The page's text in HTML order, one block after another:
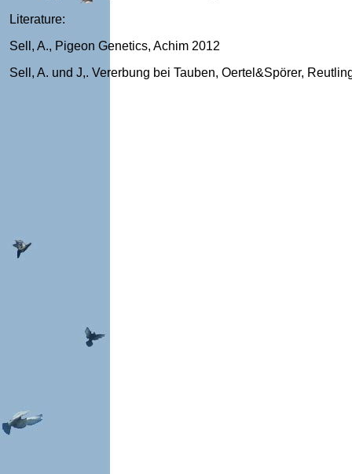
Literature:
Sell, A., Pigeon Genetics, Achim 2012
Sell, A. und J,. Vererbung bei Tauben, Oertel&Spörer,